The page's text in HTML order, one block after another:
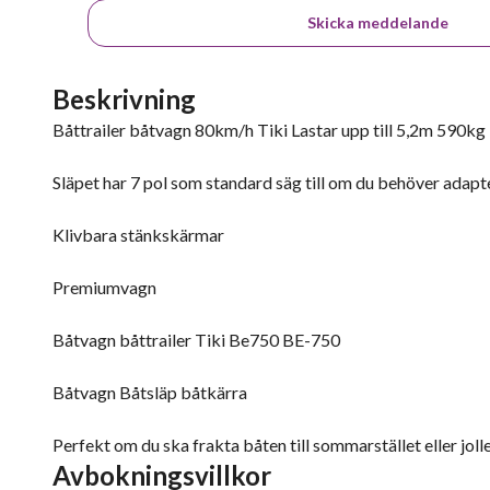
Skicka meddelande
Beskrivning
Båttrailer båtvagn 80km/h Tiki Lastar upp till 5,2m
Släpet har 7 pol som standard säg till om du behöver
Klivbara stänkskärmar
Premiumvagn
Båtvagn båttrailer Tiki Be750 BE-750
Båtvagn Båtsläp båtkärra
Perfekt om du ska frakta båten till sommarstället eller
Avbokningsvillkor